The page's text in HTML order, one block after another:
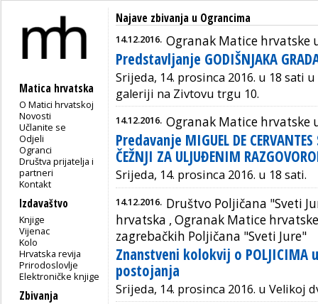
Matica hrvatska
O Matici hrvatskoj
Novosti
Učlanite se
Odjeli
Ogranci
Društva prijatelja i
partneri
Kontakt
Izdavaštvo
Knjige
Vijenac
Kolo
Hrvatska revija
Prirodoslovlje
Elektroničke knjige
Zbivanja
Najave zbivanja u Ograncima
14.12.2016. Ogranak Matice hrvatske
Predstavljanje GODIŠNJAKA
Srijeda, 14. prosinca 2016. u 18 sati
galeriji na Zivtovu trgu 10.
14.12.2016. Ogranak Matice hrvatske
Predavanje MIGUEL DE
ČEŽNJI ZA ULJUĐENIM
Srijeda, 14. prosinca 2016. u 18 sati.
14.12.2016. Društvo Poljičana "Sveti
hrvatska , Ogranak Matice
zagrebačkih Poljičana "Sveti Jure"
Znanstveni kolokvij o
postojanja
Srijeda, 14. prosinca 2016. u Velikoj